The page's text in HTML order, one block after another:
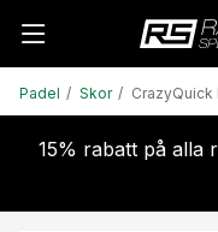
Padel Skor
15% rabatt på alla